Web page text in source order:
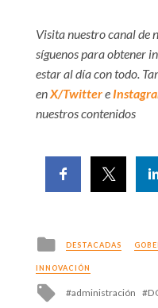
Visita nuestro canal de
síguenos para obtener
estar al día con todo.
en X/Twittere
nuestros contenidos
Posted
in
DESTACADAS
INNOVACIÓN
Tagged
administración